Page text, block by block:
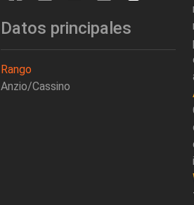
Datos principales
Rango
Anzio/Cassino